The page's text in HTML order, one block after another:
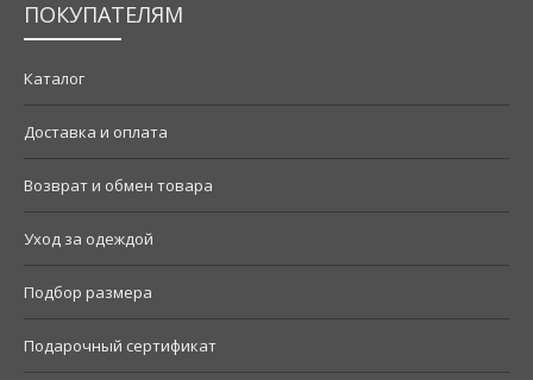
ПОКУПАТЕЛЯМ
Каталог
Доставка и оплата
Возврат и обмен товара
Уход за одеждой
Подбор размера
Подарочный сертификат